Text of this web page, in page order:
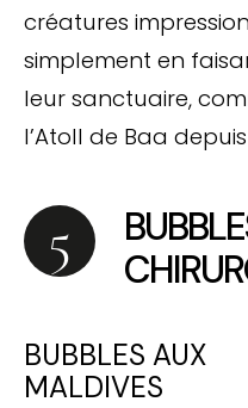
créatures
simplement en
leur sanctuaire,
l’Atoll de Baa
BUBBLES AUX
MALDIVES